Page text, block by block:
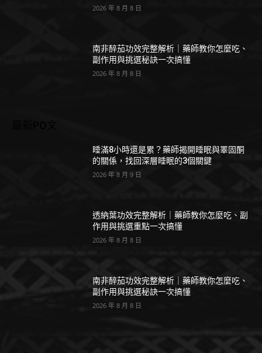
2026 年 8 月 8 日
南非醉茄功效完整解析｜藥師教你怎麼吃、
副作用與挑選秘訣一次搞懂
2026 年 8 月 8 日
睡滿8小時還是累？藥師揭開睡眠與睪固酮
的關係，找回深層睡眠的3個關鍵
2026 年 8 月 9 日
透納葉功效完整解析｜藥師教你怎麼吃、副
作用與挑選重點一次搞懂
2026 年 8 月 8 日
南非醉茄功效完整解析｜藥師教你怎麼吃、
副作用與挑選秘訣一次搞懂
2026 年 8 月 8 日